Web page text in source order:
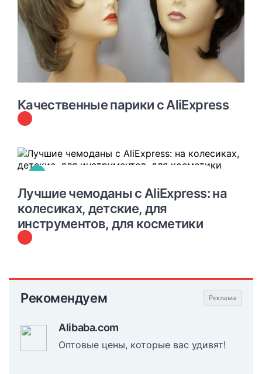
Качественные парики с AliExpress
#
Лучшие чемоданы с AliExpress: на
колесиках, детские, для
инструментов, для косметики
Рекомендуем
Alibaba.com
Оптовые цены, которые вас удивят!